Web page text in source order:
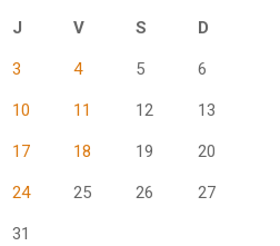
J V S D
3 4 5 6
10 11 12 13
17 18 19 20
24 25 26 27
31